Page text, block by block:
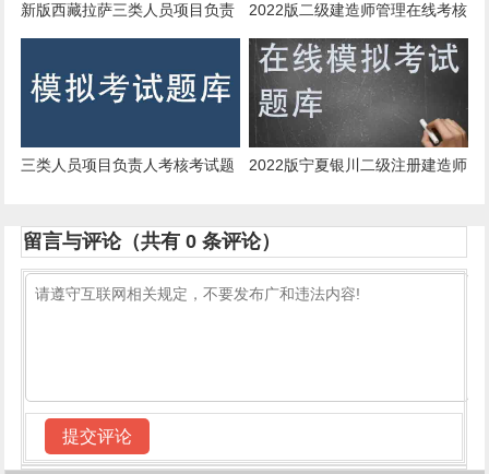
新版西藏拉萨三类人员项目负责
2022版二级建造师管理在线考核
模拟习题
三类人员项目负责人考核考试题
2022版宁夏银川二级注册建造师
留言与评论（共有0 条评论）